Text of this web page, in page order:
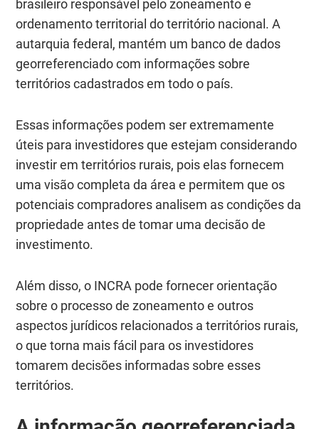
brasileiro responsável pelo zoneamento e
ordenamento territorial do território nacional.A
autarquia federal, mantém um banco de dados
georreferenciado com informações sobre
territórios cadastrados em todo o país.
Essas informações podem ser extremamente
úteis para investidores que estejam considerando
investir em territórios rurais, pois elas fornecem
uma visão completa da área e permitem que os
potenciais compradores analisem as condições da
propriedade antes de tomar uma decisão de
investimento.
Além disso, o INCRA pode fornecer orientação
sobre o processo de zoneamento e outros
aspectos jurídicos relacionados a territórios rurais,
o que torna mais fácil para os investidores
tomarem decisões informadas sobre esses
territórios.